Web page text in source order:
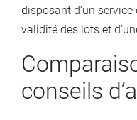
disposant d’un
validité des lots et
conseils